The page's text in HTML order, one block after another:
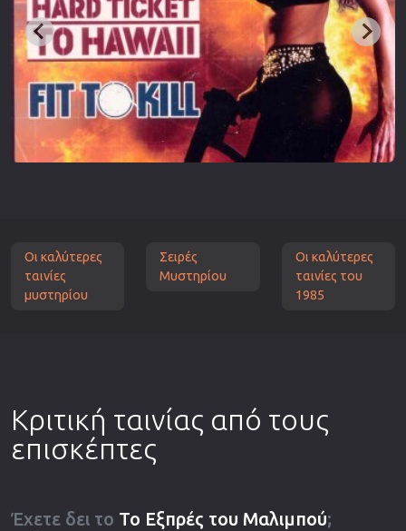
Οι καλύτερες
ταινίες
μυστηρίου
Σειρές
Μυστηρίου
Οι καλύτερες
ταινίες του
1985
Κριτική ταινίας από τους
επισκέπτες
Έχετε δει το Το Εξπρές του Μαλιμπού;